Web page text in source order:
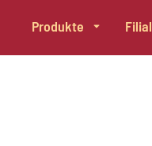
Produkte